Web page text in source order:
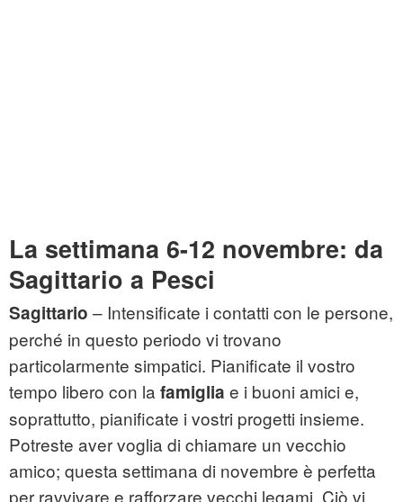
La settimana 6-12 novembre: da
Sagittario a Pesci
Sagittario – Intensificate i contatti con le persone,
perché in questo periodo vi trovano
particolarmente simpatici. Pianificate il vostro
tempo libero con la famiglia e i buoni amici e,
soprattutto, pianificate i vostri progetti insieme.
Potreste aver voglia di chiamare un vecchio
amico; questa settimana di novembre è perfetta
per ravvivare e rafforzare vecchi legami. Ciò vi